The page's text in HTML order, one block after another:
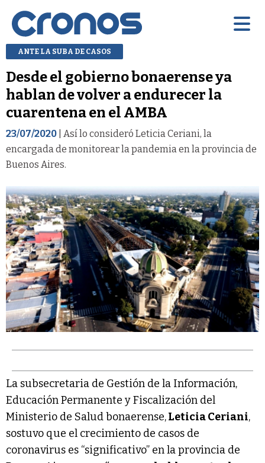
ANTE LA SUBA DE CASOS
Desde el gobierno bonaerense ya
hablan de volver a endurecer la
cuarentena en el AMBA
23/07/2020 | Así lo consideró Leticia Ceriani, la
encargada de monitorear la pandemia en la provincia de
Buenos Aires.
La subsecretaria de Gestión de la Información,
Educación Permanente y Fiscalización del
Ministerio de Salud bonaerense,Leticia Ceriani,
sostuvo que el crecimiento de casos de
coronavirus es “significativo” en la provincia de